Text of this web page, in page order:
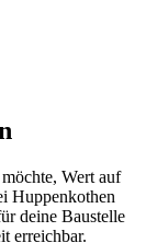
Wert auf
Huppenkothen
deine Baustelle
erreichbar.